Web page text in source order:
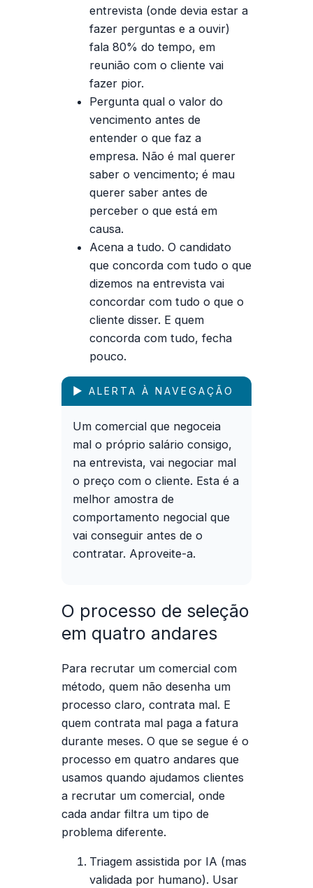
entrevista (onde devia estar a
fazer perguntas e a ouvir)
fala 80% do tempo, em
reunião com o cliente vai
fazer pior.
Pergunta qual o valor do
vencimento antes de
entender o que faz a
empresa. Não é mal querer
saber o vencimento; é mau
querer saber antes de
perceber o que está em
causa.
Acena a tudo. O candidato
que concorda com tudo o que
dizemos na entrevista vai
concordar com tudo o que o
cliente disser. E quem
concorda com tudo, fecha
pouco.
▶ ALERTA À NAVEGAÇÃO
Um comercial que negoceia
mal o próprio salário consigo,
na entrevista, vai negociar mal
o preço com o cliente. Esta é a
melhor amostra de
comportamento negocial que
vai conseguir antes de o
contratar. Aproveite-a.
O processo de seleção
em quatro andares
Para recrutar um comercial com
método, quem não desenha um
processo claro, contrata mal. E
quem contrata mal paga a fatura
durante meses. O que se segue é o
processo em quatro andares que
usamos quando ajudamos clientes
a recrutar um comercial, onde
cada andar filtra um tipo de
problema diferente.
Triagem assistida por IA (mas
validada por humano). Usar